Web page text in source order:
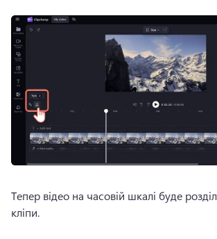
Тепер відео на часовій шкалі буде
кліпи.